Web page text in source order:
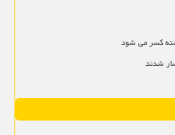
کسر می شود
شدند